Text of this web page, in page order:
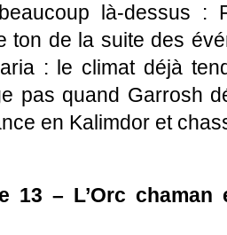
là-dessus :
ton de la suite des
: le climat déjà
pas quand Garrosh
en Kalimdor et
13 – L’Orc